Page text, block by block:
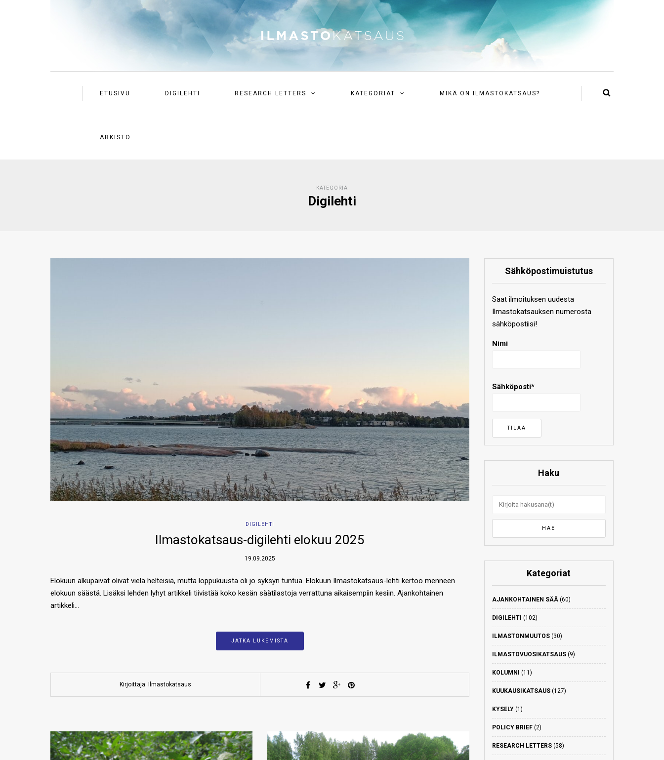
ETUSIVU DIGILEHTI RESEARCH LETTERS KATEGORIAT MIKÄ ON ILMASTOKATSAUS?
ARKISTO
KATEGORIA
Digilehti
DIGILEHTI
Ilmastokatsaus-digilehti elokuu 2025
19.09.2025
Elokuun alkupäivät olivat vielä helteisiä, mutta loppukuusta oli jo syksyn tuntua. Elokuun Ilmastokatsaus-lehti kertoo menneen
elokuun säästä. Lisäksi lehden lyhyt artikkeli tiivistää koko kesän säätilastoja verrattuna aikaisempiin kesiin. Ajankohtainen
artikkeli…
JATKA LUKEMISTA
Kirjoittaja: Ilmastokatsaus
Sähköpostimuistutus
Saat ilmoituksen uudesta
Ilmastokatsauksen numerosta
sähköpostiisi!
Nimi
Sähköposti*
Haku
Kategoriat
AJANKOHTAINEN SÄÄ(60)
DIGILEHTI (102)
ILMASTONMUUTOS(30)
ILMASTOVUOSIKATSAUS(9)
KOLUMNI (11)
KUUKAUSIKATSAUS(127)
KYSELY(1)
POLICY BRIEF(2)
RESEARCH LETTERS(58)